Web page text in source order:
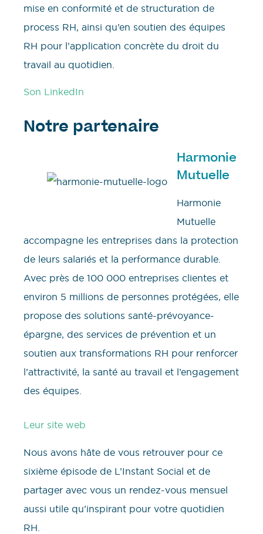
mise en conformité et de structuration de
process RH, ainsi qu’en soutien des équipes
RH pour l’application concrète du droit du
travail au quotidien.
Son LinkedIn
Notre partenaire
Harmonie
Mutuelle
Harmonie
Mutuelle
accompagne les entreprises dans la protection
de leurs salariés et la performance durable.
Avec près de 100 000 entreprises clientes et
environ 5 millions de personnes protégées, elle
propose des solutions santé-prévoyance-
épargne, des services de prévention et un
soutien aux transformations RH pour renforcer
l’attractivité, la santé au travail et l’engagement
des équipes.
Leur site web
Nous avons hâte de vous retrouver pour ce
sixième épisode de L’Instant Social et de
partager avec vous un rendez-vous mensuel
aussi utile qu’inspirant pour votre quotidien
RH.